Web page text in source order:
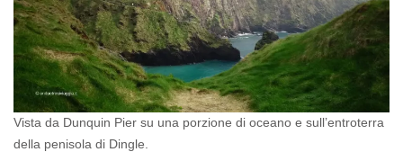
Vista da Dunquin Pier su una porzione di oceano e sull’entroterra
della penisola di Dingle.